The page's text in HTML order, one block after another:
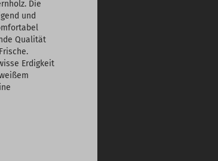
Die
und
Qualität
Erdigkeit